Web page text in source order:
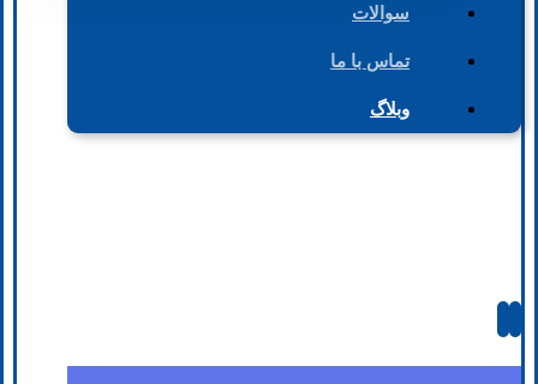
سوالات
تماس با ما
وبلاگ